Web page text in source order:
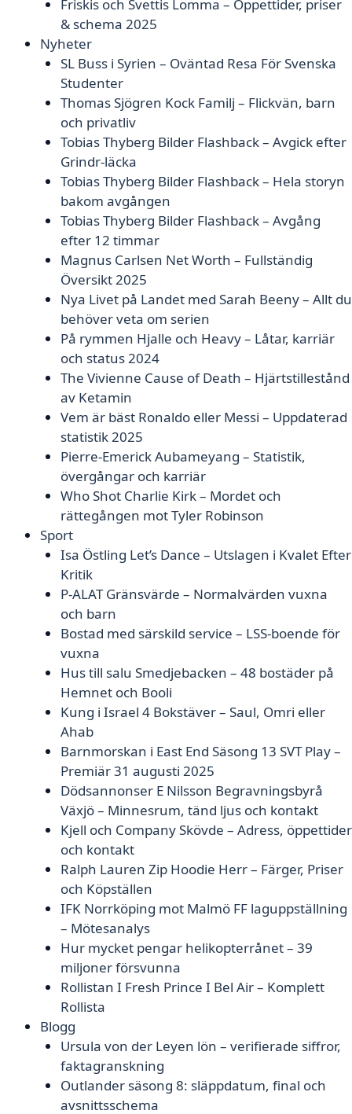
Friskis och Svettis Lomma – Öppettider, priser
& schema 2025
Nyheter
SL Buss i Syrien – Oväntad Resa För Svenska
Studenter
Thomas Sjögren Kock Familj – Flickvän, barn
och privatliv
Tobias Thyberg Bilder Flashback – Avgick efter
Grindr-läcka
Tobias Thyberg Bilder Flashback – Hela storyn
bakom avgången
Tobias Thyberg Bilder Flashback – Avgång
efter 12 timmar
Magnus Carlsen Net Worth – Fullständig
Översikt 2025
Nya Livet på Landet med Sarah Beeny – Allt du
behöver veta om serien
På rymmen Hjalle och Heavy – Låtar, karriär
och status 2024
The Vivienne Cause of Death – Hjärtstillestånd
av Ketamin
Vem är bäst Ronaldo eller Messi – Uppdaterad
statistik 2025
Pierre-Emerick Aubameyang – Statistik,
övergångar och karriär
Who Shot Charlie Kirk – Mordet och
rättegången mot Tyler Robinson
Sport
Isa Östling Let’s Dance – Utslagen i Kvalet Efter
Kritik
P-ALAT Gränsvärde – Normalvärden vuxna
och barn
Bostad med särskild service – LSS-boende för
vuxna
Hus till salu Smedjebacken – 48 bostäder på
Hemnet och Booli
Kung i Israel 4 Bokstäver – Saul, Omri eller
Ahab
Barnmorskan i East End Säsong 13 SVT Play –
Premiär 31 augusti 2025
Dödsannonser E Nilsson Begravningsbyrå
Växjö – Minnesrum, tänd ljus och kontakt
Kjell och Company Skövde – Adress, öppettider
och kontakt
Ralph Lauren Zip Hoodie Herr – Färger, Priser
och Köpställen
IFK Norrköping mot Malmö FF laguppställning
– Mötesanalys
Hur mycket pengar helikopterrånet – 39
miljoner försvunna
Rollistan I Fresh Prince I Bel Air – Komplett
Rollista
Blogg
Ursula von der Leyen lön – verifierade siffror,
faktagranskning
Outlander säsong 8: släppdatum, final och
avsnittsschema